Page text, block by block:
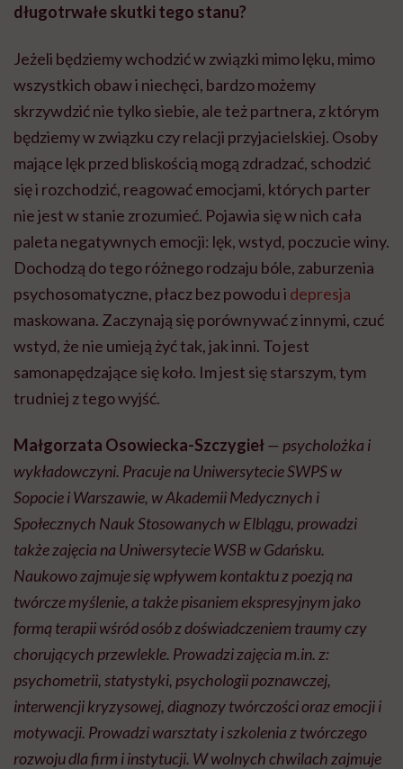
długotrwałe skutki tego stanu?
Jeżeli będziemy wchodzić w związki mimo lęku, mimo
wszystkich obaw i niechęci, bardzo możemy
skrzywdzić nie tylko siebie, ale też partnera, z którym
będziemy w związku czy relacji przyjacielskiej. Osoby
mające lęk przed bliskością mogą zdradzać, schodzić
się i rozchodzić, reagować emocjami, których parter
nie jest w stanie zrozumieć. Pojawia się w nich cała
paleta negatywnych emocji: lęk, wstyd, poczucie winy.
Dochodzą do tego różnego rodzaju bóle, zaburzenia
psychosomatyczne, płacz bez powodu i depresja
maskowana. Zaczynają się porównywać z innymi, czuć
wstyd, że nie umieją żyć tak, jak inni. To jest
samonapędzające się koło. Im jest się starszym, tym
trudniej z tego wyjść.
Małgorzata Osowiecka-Szczygieł— psycholożka i
wykładowczyni. Pracuje na Uniwersytecie SWPS w
Sopocie i Warszawie, w Akademii Medycznych i
Społecznych Nauk Stosowanych w Elblągu, prowadzi
także zajęcia na Uniwersytecie WSB w Gdańsku.
Naukowo zajmuje się wpływem kontaktu zpoezjąna
twórcze myślenie, a także pisaniem ekspresyjnym jako
formą terapii wśród osób z doświadczeniem traumy czy
chorujących przewlekle. Prowadzi zajęcia m.in. z:
psychometrii, statystyki, psychologii poznawczej,
interwencji kryzysowej, diagnozy twórczości oraz emocji i
motywacji. Prowadzi warsztaty i szkolenia z twórczego
rozwoju dla firm i instytucji. W wolnych chwilach zajmuje